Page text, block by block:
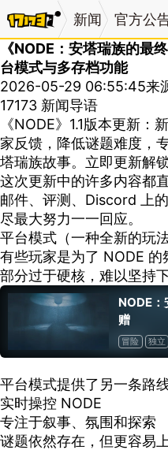
新闻 官方公
《NODE：安塔瑞族的最
台模式与多存档功能
2026-05-29 06:55:45来
17173 新闻导语
《NODE》1.1版本更新
家反馈，降低谜题难度，
塔瑞族故事。立即更新解
这次更新中的许多内容都
邮件、评测、Discord 上
尽最大努力一一回应。
平台模式（一种全新的玩法
有些玩家是为了 NODE
部分过于硬核，难以坚持下
NODE
赠
冒险 独立
平台模式提供了另一条路
实时操控 NODE
专注于叙事、氛围和探索
谜题依然存在，但更容易